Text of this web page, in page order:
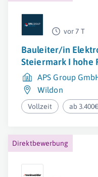
vor 7 T
Bauleiter/in
Steiermark I hohe
APS Group
Wildon
Vollzeit ab
Direktbewerbung